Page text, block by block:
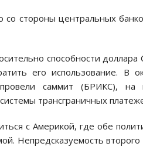
со стороны центральных
способности
его использование. В
саммит (БРИКС), на
трансграничных
с Америкой, где обе
Непредсказуемость второго